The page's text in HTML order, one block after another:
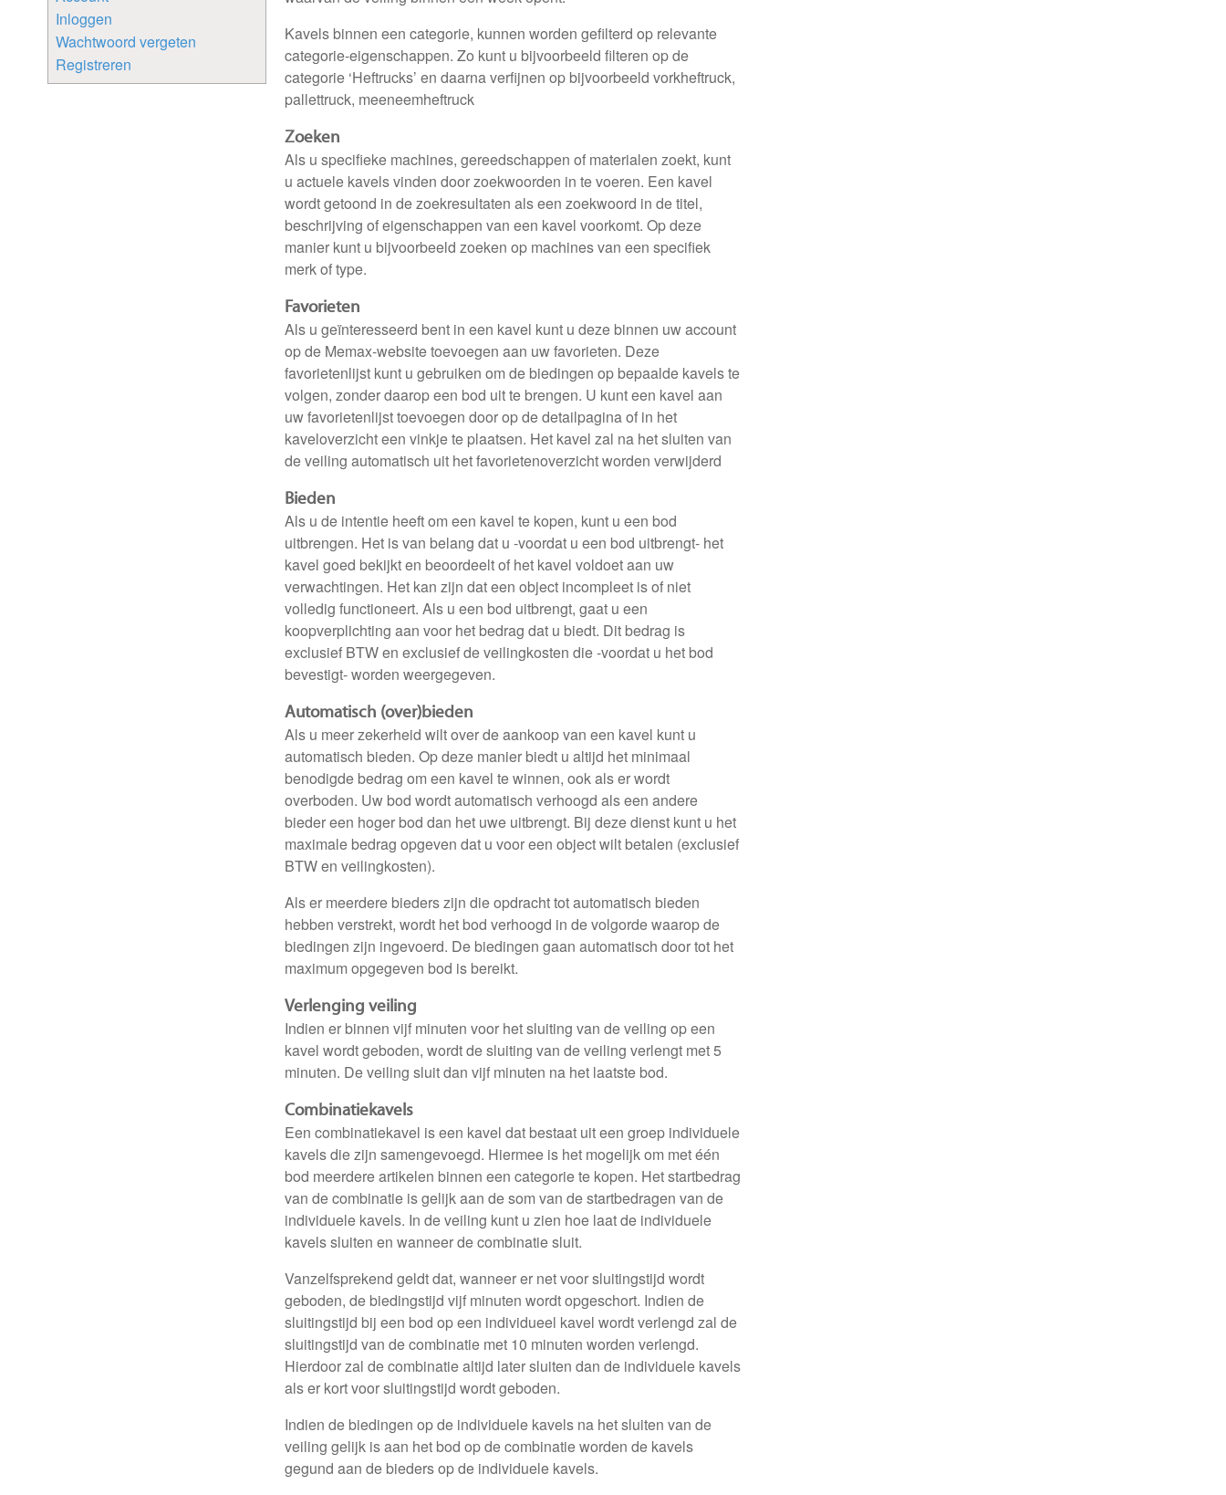
Kavels binnen een categorie, kunnen worden gefilterd op relevante
categorie-eigenschappen. Zo kunt u bijvoorbeeld filteren op de
categorie ‘Heftrucks’ en daarna verfijnen op bijvoorbeeld vorkheftruck,
pallettruck, meeneemheftruck
Zoeken
Als u specifieke machines, gereedschappen of materialen zoekt, kunt
u actuele kavels vinden door zoekwoorden in te voeren. Een kavel
wordt getoond in de zoekresultaten als een zoekwoord in de titel,
beschrijving of eigenschappen van een kavel voorkomt. Op deze
manier kunt u bijvoorbeeld zoeken op machines van een specifiek
merk of type.
Favorieten
Als u geïnteresseerd bent in een kavel kunt u deze binnen uw account
op de Memax-website toevoegen aan uw favorieten. Deze
favorietenlijst kunt u gebruiken om de biedingen op bepaalde kavels te
volgen, zonder daarop een bod uit te brengen. U kunt een kavel aan
uw favorietenlijst toevoegen door op de detailpagina of in het
kaveloverzicht een vinkje te plaatsen. Het kavel zal na het sluiten van
de veiling automatisch uit het favorietenoverzicht worden verwijderd
Bieden
Als u de intentie heeft om een kavel te kopen, kunt u een bod
uitbrengen. Het is van belang dat u -voordat u een bod uitbrengt- het
kavel goed bekijkt en beoordeelt of het kavel voldoet aan uw
verwachtingen. Het kan zijn dat een object incompleet is of niet
volledig functioneert. Als u een bod uitbrengt, gaat u een
koopverplichting aan voor het bedrag dat u biedt. Dit bedrag is
exclusief BTW en exclusief de veilingkosten die -voordat u het bod
bevestigt- worden weergegeven.
Automatisch (over)bieden
Als u meer zekerheid wilt over de aankoop van een kavel kunt u
automatisch bieden. Op deze manier biedt u altijd het minimaal
benodigde bedrag om een kavel te winnen, ook als er wordt
overboden. Uw bod wordt automatisch verhoogd als een andere
bieder een hoger bod dan het uwe uitbrengt. Bij deze dienst kunt u het
maximale bedrag opgeven dat u voor een object wilt betalen (exclusief
BTW en veilingkosten).
Als er meerdere bieders zijn die opdracht tot automatisch bieden
hebben verstrekt, wordt het bod verhoogd in de volgorde waarop de
biedingen zijn ingevoerd. De biedingen gaan automatisch door tot het
maximum opgegeven bod is bereikt.
Verlenging veiling
Indien er binnen vijf minuten voor het sluiting van de veiling op een
kavel wordt geboden, wordt de sluiting van de veiling verlengt met 5
minuten. De veiling sluit dan vijf minuten na het laatste bod.
Combinatiekavels
Een combinatiekavel is een kavel dat bestaat uit een groep individuele
kavels die zijn samengevoegd. Hiermee is het mogelijk om met één
bod meerdere artikelen binnen een categorie te kopen. Het startbedrag
van de combinatie is gelijk aan de som van de startbedragen van de
individuele kavels. In de veiling kunt u zien hoe laat de individuele
kavels sluiten en wanneer de combinatie sluit.
Vanzelfsprekend geldt dat, wanneer er net voor sluitingstijd wordt
geboden, de biedingstijd vijf minuten wordt opgeschort. Indien de
sluitingstijd bij een bod op een individueel kavel wordt verlengd zal de
sluitingstijd van de combinatie met 10 minuten worden verlengd.
Hierdoor zal de combinatie altijd later sluiten dan de individuele kavels
als er kort voor sluitingstijd wordt geboden.
Indien de biedingen op de individuele kavels na het sluiten van de
veiling gelijk is aan het bod op de combinatie worden de kavels
gegund aan de bieders op de individuele kavels.
Inloggen
Wachtwoord vergeten
Registreren